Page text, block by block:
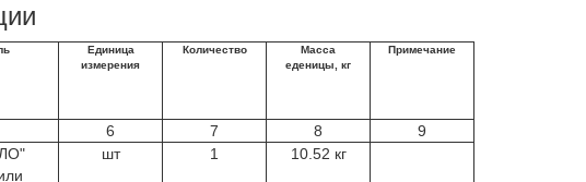
Единица
измерения
Количество
Масса
еденицы, кг
Примечание
6 7 8
9
шт 1 10.52 кг